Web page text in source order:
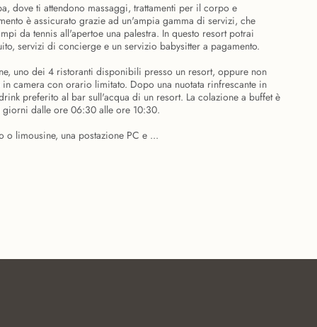
dove ti attendono massaggi, trattamenti per il corpo e
è assicurato grazie ad un'ampia gamma di servizi, che
da tennis all'apertoe una palestra. In questo resort potrai
servizi di concierge e un servizio babysitter a pagamento.
uno dei 4 ristoranti disponibili presso un resort, oppure non
camera con orario limitato. Dopo una nuotata rinfrescante in
preferito al bar sull'acqua di un resort. La colazione a buffet è
dalle ore 06:30 alle ore 10:30.
o limousine, una postazione PC e ...